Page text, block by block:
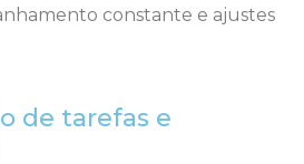
constante e ajustes
de tarefas e